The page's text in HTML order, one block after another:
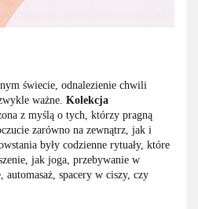
świecie, odnalezienie chwili
ważne. Kolekcja
z myślą o tych, którzy pragną
zarówno na zewnątrz, jak i
były codzienne rytuały, które
jak joga, przebywanie w
automasaż, spacery w ciszy, czy